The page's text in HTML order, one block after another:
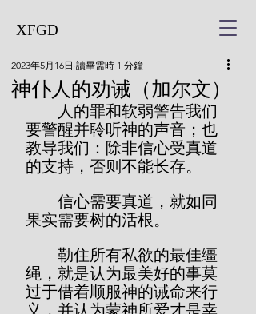
XFGD
神仆人的劝诫（加尔文）
2023年5月16日 讀畢需時 1 分鐘
要警醒并聆听神的声音；也
教导我们：除非信心受真道
的支持，否则不能长存。
果实需要树的活根。
绳，就是认为最美好的事莫
过于借着顺服神的诫命来行
义，并认为蒙神所爱才是幸